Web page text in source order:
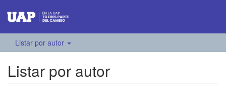
Listar por autor
Listar por autor